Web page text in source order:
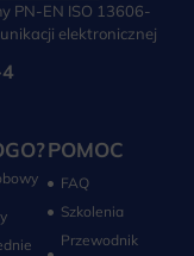
PN-EN ISO 13606-
elektronicznej
POMOC
FAQ
Szkolenia
Przewodnik